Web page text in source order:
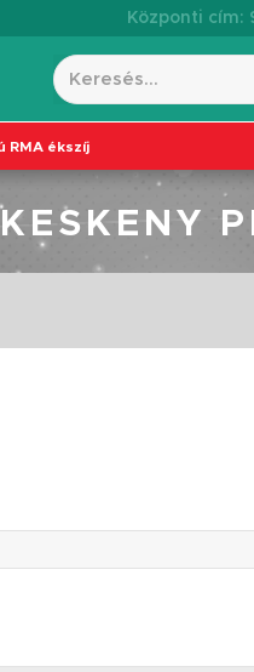
Központi cím:
RMA ékszíj